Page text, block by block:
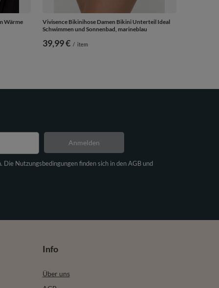
Wärme
Vivisence Bikinihose Damen Bikini Unterteil Ideal
Schwimmen und Sonnenbad, marineblau
39,99 € / item
Nutzungsbedingungen finden sich in den AGB und
Anmelden
Info
Über uns